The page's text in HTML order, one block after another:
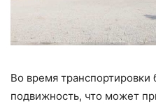
Во время транспортировки
подвижность, что может